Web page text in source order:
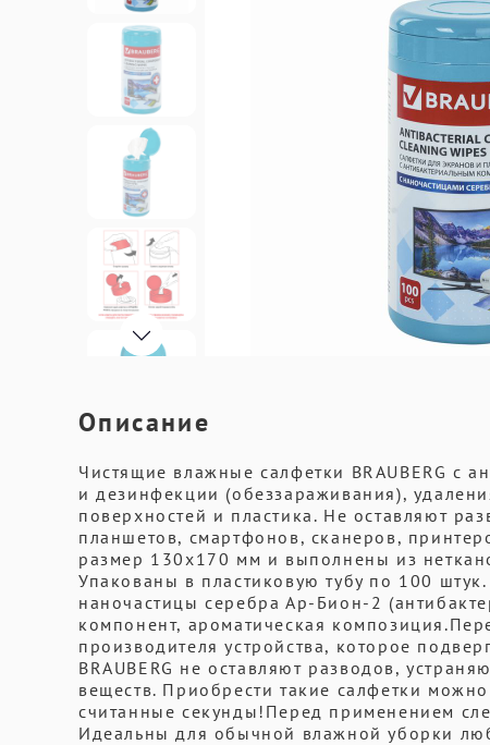
Описание
Чистящие влажные салфетки BRAUBERG с
и дезинфекции (обеззараживания),
поверхностей и пластика. Не оставляют
планшетов, смартфонов, сканеров,
размер 130х170 мм и выполнены из
Упакованы в пластиковую тубу по 100
наночастицы серебра Ар-Бион-2
компонент, ароматическая
производителя устройства, которое
BRAUBERG не оставляют разводов,
веществ. Приобрести такие салфетки
считанные секунды!Перед применением
Идеальны для обычной влажной уборки